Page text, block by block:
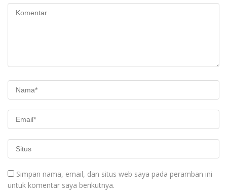
Simpan nama, email, dan situs web saya pada peramban ini
untuk komentar saya berikutnya.